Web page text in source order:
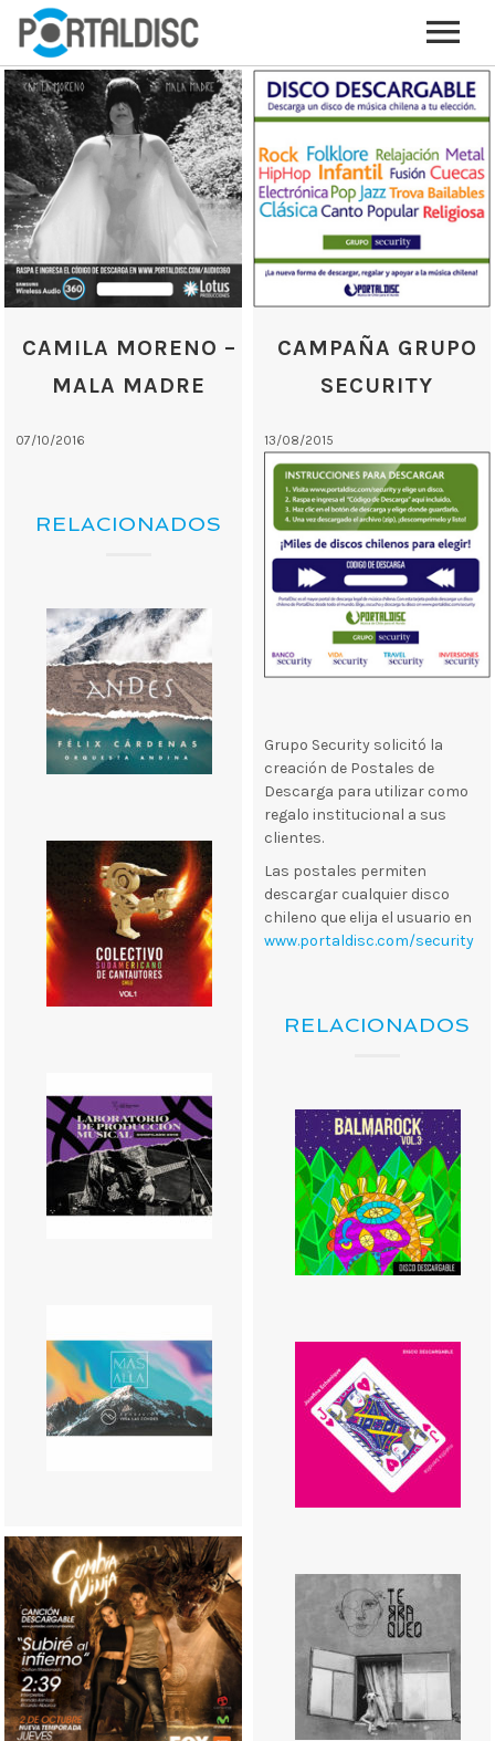
INICIO
PUBLICAR CONTENIDO (GRATIS)
OTROS SERVICIOS (OPCIONALES)
ENVIO DE MÚSICA A RADIOS
PORTALTICKETS, LA TICKETERA DE PORTALDISC
TARJETAS DE DESCARGA / STREAMING
PLATAFORMAS DE APORTES VOLUNTARIOS
CAMILA MORENO –
MALA MADRE
07/10/2016
RELACIONADOS
CAMPAÑA GRUPO
SECURITY
13/08/2015
Grupo Security solicitó la
creación de Postales de
Descarga para utilizar como
regalo institucional a sus
clientes.
Las postales permiten
descargar cualquier disco
chileno que elija el usuario en
www.portaldisc.com/security
RELACIONADOS